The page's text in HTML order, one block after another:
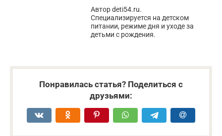
Автор deti54.ru.
Специализируется на детском
питании, режиме дня и уходе за
детьми с рождения.
Понравилась статья? Поделиться с
друзьями: